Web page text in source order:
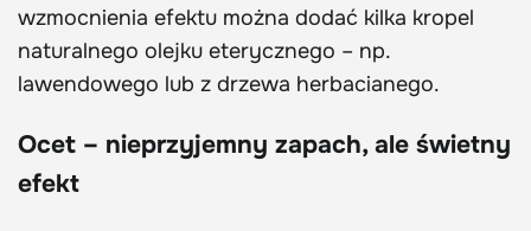
wzmocnienia efektu można dodać kilka kropel
naturalnego olejku eterycznego – np.
lawendowego lub z drzewa herbacianego.
Ocet – nieprzyjemny zapach, ale świetny
efekt